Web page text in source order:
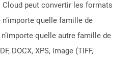
Cloud peut convertir les formats
quelle famille de
quelle autre famille de
DOCX, XPS, image (TIFF,